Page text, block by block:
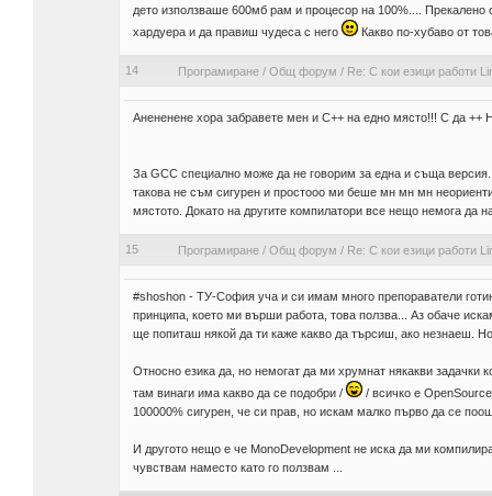
дето използваше 600мб рам и процесор на 100%....
хардуера и да правиш чудеса с него
Какво по-хубаво от
14 Програмиране/ Общ форум / Re: С кои езици работи
Анененене хора забравете мен и C++ на едно място!!! С да ++
За GCC специално може да не говорим за една и съща
такова не съм сигурен и простооо ми беше мн мн мн
мястото. Докато на другите компилатори все нещо немога да
15 Програмиране/ Общ форум / Re: С кои езици работи
#shoshon - ТУ-София уча и си имам много препораватели
принципа, което ми върши работа, това ползва... Аз обаче
ще попиташ някой да ти каже какво да търсиш, ако незнаеш.
Относно езика да, но немогат да ми хрумнат някакви задачки
там винаги има какво да се подобри /
/ всичко е
100000% сигурен, че си прав, но искам малко първо да се
И другото нещо е че MonoDevelopment не иска да ми
чувствам наместо като го ползвам ...